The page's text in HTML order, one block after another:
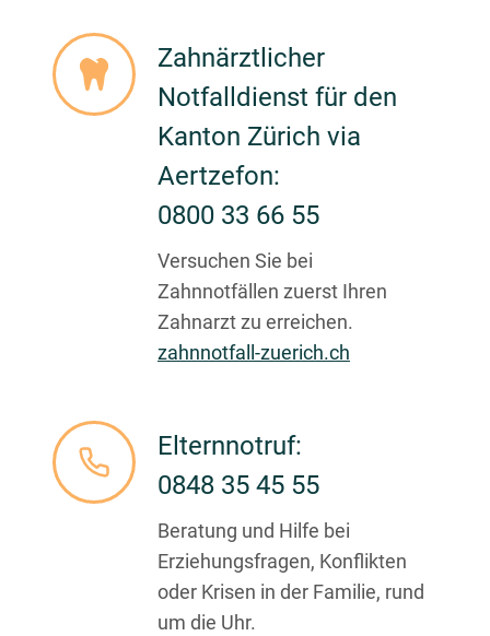
Zahnärztlicher
Notfalldienst für den
Kanton Zürich via
Aertzefon:
0800 33 66 55
Versuchen Sie bei
Zahnnotfällen zuerst Ihren
Zahnarzt zu erreichen.
zahnnotfall-zuerich.ch
Elternnotruf:
0848 35 45 55
Beratung und Hilfe bei
Erziehungsfragen, Konflikten
oder Krisen in der Familie, rund
um die Uhr.